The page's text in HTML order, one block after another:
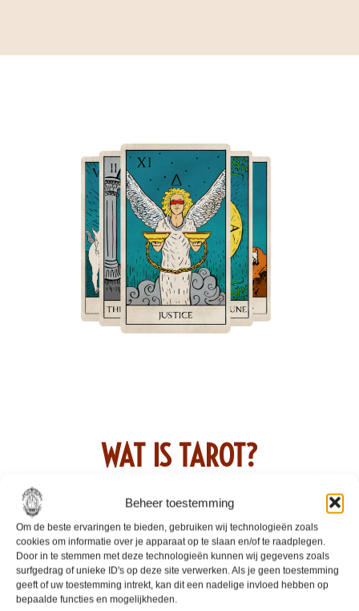
Beheer toestemming
Om de beste ervaringen te bieden, gebruiken wij technologieën zoals
cookies om informatie over je apparaat op te slaan en/of te raadplegen.
Door in te stemmen met deze technologieën kunnen wij gegevens zoals
surfgedrag of unieke ID's op deze site verwerken. Als je geen toestemming
geeft of uw toestemming intrekt, kan dit een nadelige invloed hebben op
bepaalde functies en mogelijkheden.
WAT IS TAROT?
Volgens de officiele omschrijving is tarot een kaartspel
dat gebruikt wordt voor kaartleggen en waarzeggerij.
Dat is waar, maar het is niet helemaal de spijker op
zijn kop.